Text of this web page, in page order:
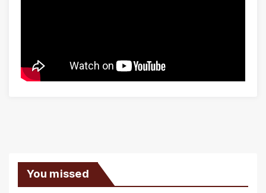
You missed